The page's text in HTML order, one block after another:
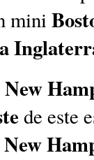
mini
New
de este
New